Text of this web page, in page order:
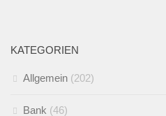
KATEGORIEN
Allgemein (202)
Bank (46)